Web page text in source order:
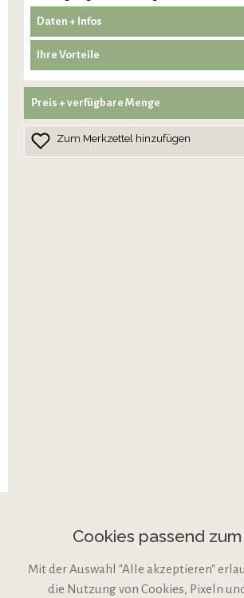
Daten + Infos
Ihre Vorteile
Preis + verfügbare Menge
Zum Merkzettel hinzufügen
Cookies passend
Mit der Auswahl "Alle akzeptieren"
die Nutzung von Cookies, Pixeln